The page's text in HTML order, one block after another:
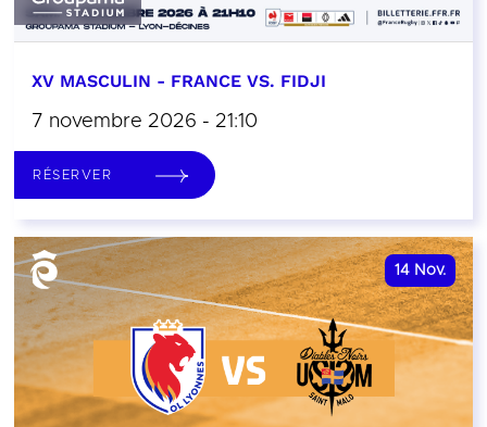
XV MASCULIN - FRANCE VS. FIDJI
7 novembre 2026 - 21:10
RÉSERVER
14 Nov.